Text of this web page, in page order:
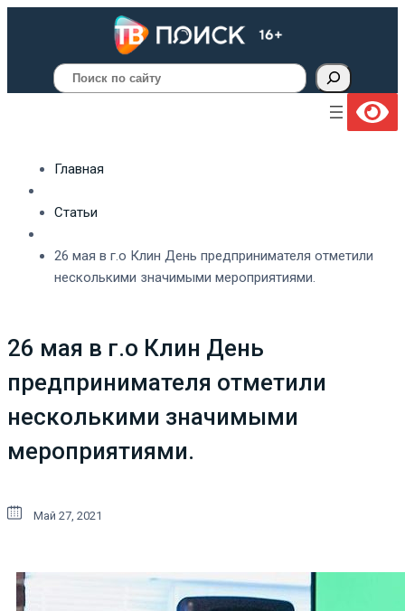
Поиск
Главная
Статьи
26 мая в г.о Клин День предпринимателя отметили
несколькими значимыми мероприятиями.
26 мая в г.о Клин День
предпринимателя отметили
несколькими значимыми
мероприятиями.
Май 27, 2021